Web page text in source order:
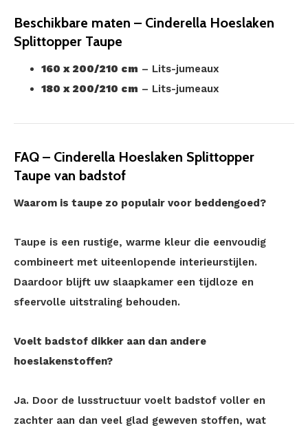
Beschikbare maten – Cinderella Hoeslaken
Splittopper Taupe
160 x 200/210 cm – Lits-jumeaux
180 x 200/210 cm – Lits-jumeaux
FAQ – Cinderella Hoeslaken Splittopper
Taupe van badstof
Waarom is taupe zo populair voor beddengoed?
Taupe is een rustige, warme kleur die eenvoudig
combineert met uiteenlopende interieurstijlen.
Daardoor blijft uw slaapkamer een tijdloze en
sfeervolle uitstraling behouden.
Voelt badstof dikker aan dan andere
hoeslakenstoffen?
Ja. Door de lusstructuur voelt badstof voller en
zachter aan dan veel glad geweven stoffen, wat